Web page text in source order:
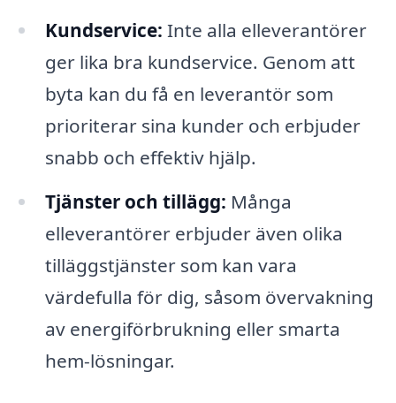
Kundservice: Inte alla elleverantörer
ger lika bra kundservice. Genom att
byta kan du få en leverantör som
prioriterar sina kunder och erbjuder
snabb och effektiv hjälp.
Tjänster och tillägg: Många
elleverantörer erbjuder även olika
tilläggstjänster som kan vara
värdefulla för dig, såsom övervakning
av energiförbrukning eller smarta
hem-lösningar.